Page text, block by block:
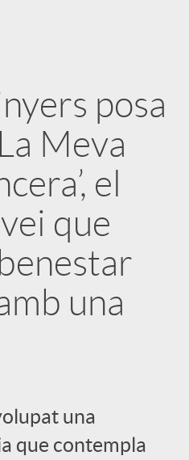
posa
Meva
el
que
una
una
que contempla